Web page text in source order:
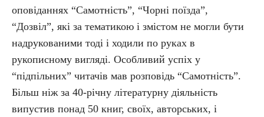
оповіданнях “Самотність”, “Чорні поїзда”,
“Дозвіл”, які за тематикою і змістом не могли бути
надрукованими тоді і ходили по руках в
рукописному вигляді. Особливий успіх у
“підпільних” читачів мав розповідь “Самотність”.
Більш ніж за 40-річну літературну діяльність
випустив понад 50 книг, своїх, авторських, і